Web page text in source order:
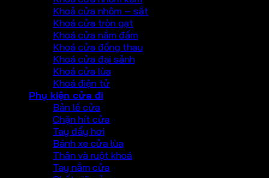
Khoả cửa nhôm – sắt
Khoá cửa tròn gạt
Khoá cửa nắm đấm
Khoá cửa đồng thau
Khoá cửa đại sảnh
Khoá cửa lùa
Khoá điện tử
Phụ kiện cửa đi
Bản lề cửa
Chặn hít cửa
Tay đẩy hơi
Bánh xe cửa lùa
Thân và ruột khoá
Tay nắm cửa